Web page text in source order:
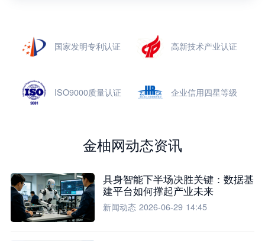
国家发明专利认证 高新技术产业认证
ISO9000质量认证 企业信用四星等级
金柚网动态资讯
具身智能下半场决胜关键：数据基
建平台如何撑起产业未来
新闻动态 2026-06-29 14:45